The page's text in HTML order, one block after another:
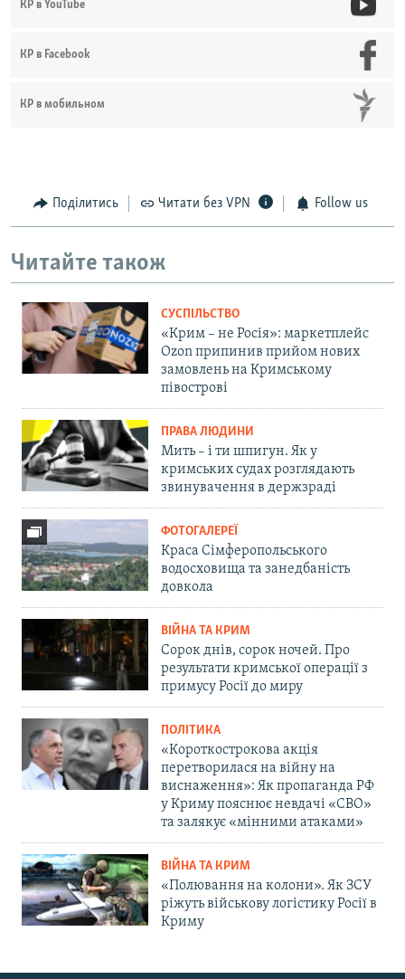
КР в YouTube
КР в Facebook
КР в мобильном
Поділитись Читати без VPN Follow us
Читайте також
СУСПІЛЬСТВО
«Крим – не Росія»: маркетплейс
Ozon припинив прийом нових
замовлень на Кримському
півострові
ПРАВА ЛЮДИНИ
Мить – і ти шпигун. Як у
кримських судах розглядають
звинувачення в держзраді
ФОТОГАЛЕРЕЇ
Краса Сімферопольського
водосховища та занедбаність
довкола
ВІЙНА ТА КРИМ
Сорок днів, сорок ночей. Про
результати кримської операції з
примусу Росії до миру
ПОЛІТИКА
«Короткострокова акція
перетворилася на війну на
виснаження»: Як пропаганда РФ
у Криму пояснює невдачі «СВО»
та залякує «мінними атаками»
ВІЙНА ТА КРИМ
«Полювання на колони». Як ЗСУ
ріжуть військову логістику Росії в
Криму